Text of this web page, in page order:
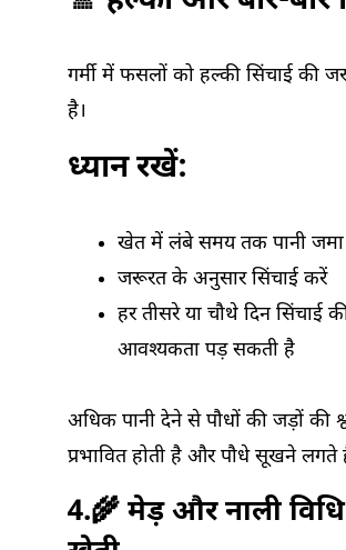
गर्मी में फसलों को हल्की सिंचाई की
है।
ध्यान रखें:
खेत में लंबे समय तक पानी जमा
जरूरत के अनुसार सिंचाई करें
हर तीसरे या चौथे दिन सिंचाई
आवश्यकता पड़ सकती है
अधिक पानी देने से पौधों की जड़ों की
प्रभावित होती है और पौधे सूखने लगते
4.🌾 मेड़ और नाली